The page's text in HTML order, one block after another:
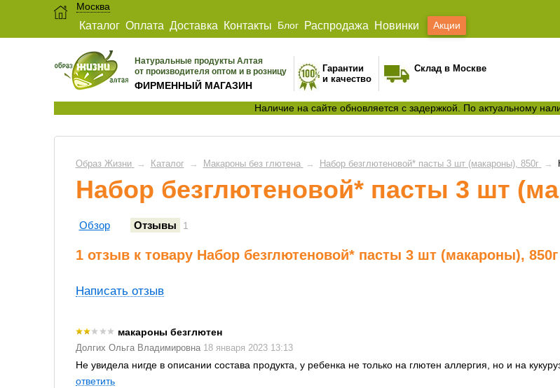
Москва
Каталог Оплата Доставка Контакты Блог Распродажа Новинки Акции
Натуральные продукты Алтая
от производителя оптом и в розницу
ФИРМЕННЫЙ МАГАЗИН
Гарантии
и качество
Склад в Москве
Наличие на сайте обновляется с задержкой. По актуальному
Образ Жизни → Каталог → Макароны без глютена → Набор безглютеновой* пасты 3 шт (макароны), 850г →
Набор безглютеновой* пасты 3 шт
Обзор Отзывы 1
1 отзыв к товару Набор безглютеновой* пасты 3 шт (макароны), 850г
Написать отзыв
макароны безглютен
Долгих Ольга Владимировна 18 января 2023 13:13
Не увидела нигде в описании состава продукта, у ребенка не только на глютен аллергия, но и на
ответить